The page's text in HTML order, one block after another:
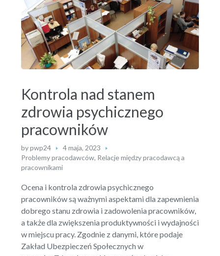
Kontrola nad stanem
zdrowia psychicznego
pracowników
bypwp24
4 maja, 2023
Problemy pracodawców, Relacje między pracodawcą a
pracownikami
Ocena i kontrola zdrowia psychicznego
pracowników są ważnymi aspektami dla zapewnienia
dobrego stanu zdrowia i zadowolenia pracowników,
a także dla zwiększenia produktywności i wydajności
w miejscu pracy. Zgodnie z danymi, które podaje
Zakład Ubezpieczeń Społecznych w